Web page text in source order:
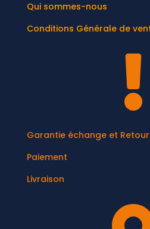
Qui sommes-nous
Conditions Générale de

Garantie échange et Retour
Paiement
Livraison